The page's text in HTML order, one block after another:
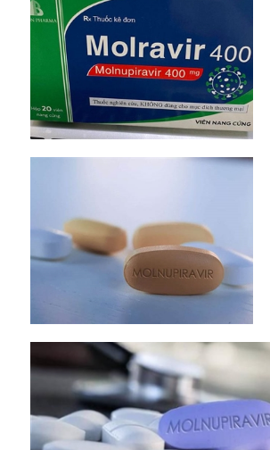
Bóng đá
Bill Gates
BĐS
Báo Nga có gì?
Biển Đông
Barrack Obama
Bắc Kinh
Buôn bán ở Nga